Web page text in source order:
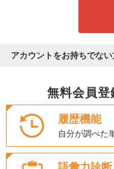
アカウントをお持ちでない
無料会員登
履歴機能
自分が調べた